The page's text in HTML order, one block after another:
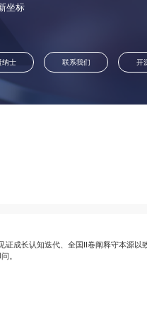
坐标
纳士 联系我们 开
成长认知迭代、全国II卷阐释守本源以